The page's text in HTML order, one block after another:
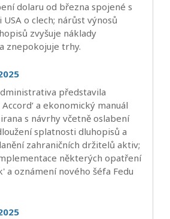
dolaru od března spojené s
o clech; nárůst výnosů
zvyšuje náklady
znepokojuje trhy.
představila
Accord‘ a ekonomický manuál
s návrhy včetně oslabení
splatnosti dluhopisů a
zahraničních držitelů aktiv;
některých opatření
a oznámení nového šéfa Fedu